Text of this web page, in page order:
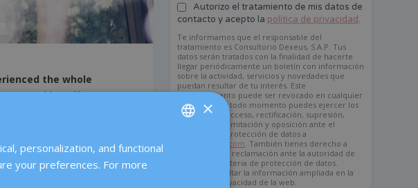
the whole
Would you like to
and, if
Autorizo el tratamiento de mis datos de
contacto y acepto la política de privacidad.
Te informamos que el responsable del
tratamiento es Consultorio Dexeus, S.A.P. Tus
datos serán tratados con la finalidad de hacerte
llegar periódicamente un boletín con información
sobre la actividad, servicios y novedades que
puedan resultar de tu interés. Este
consentimiento puede ser revocado en cualquier
momento. En todo momento puedes ejercer los
derechos de acceso, rectificación, supresión,
portabilidad, limitación y oposición ante el
delegado de protección de datos a
dpd@dexeus.com . También tienes derecho a
presentar una reclamación ante la autoridad de
control en materia de protección de datos.
Puedes consultar la información ampliada en la
política de privacidad de la web.
×
personalization, and functional
your preferences. For more